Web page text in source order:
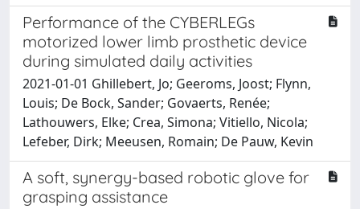
Performance of the CYBERLEGs
motorized lower limb prosthetic device
during simulated daily activities
2021-01-01 Ghillebert, Jo; Geeroms, Joost; Flynn,
Louis; De Bock, Sander; Govaerts, Renée;
Lathouwers, Elke; Crea, Simona; Vitiello, Nicola;
Lefeber, Dirk; Meeusen, Romain; De Pauw, Kevin
A soft, synergy-based robotic glove for
grasping assistance